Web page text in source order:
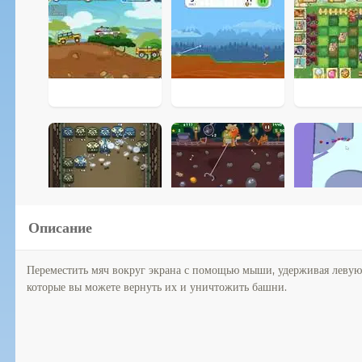
Описание
Переместить мяч вокруг экрана с помощью мыши, удерживая
которые вы можете вернуть их и уничтожить башни.